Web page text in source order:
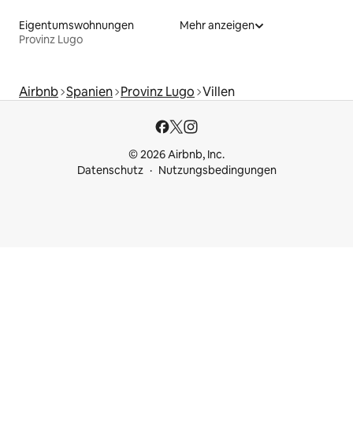
Eigentumswohnungen
Provinz Lugo
Mehr anzeigen
Airbnb Spanien Provinz Lugo Villen
© 2026 Airbnb, Inc.
Datenschutz
Nutzungsbedingungen